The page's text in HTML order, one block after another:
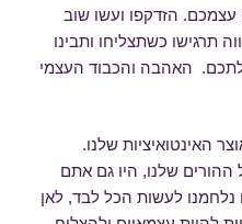
הזדקפו ועשו שוב
תרגישו כשתצליחו ותבינו
האהבה והכבוד העצמי
האינטואיציות שלנו.
ההורים שלנו, היו גם אתם
נלחמנו לעשות הכל לבד, לאן